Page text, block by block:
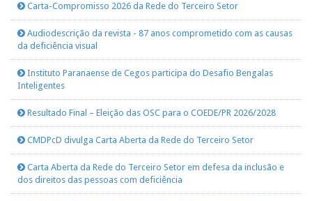
Carta-Compromisso 2026 da Rede do Terceiro Setor
Audiodescrição da revista - 87 anos comprometido com as causas
da deficiência visual
Instituto Paranaense de Cegos participa do Desafio Bengalas
Inteligentes
Resultado Final – Eleição das OSC para o COEDE/PR 2026/2028
CMDPcD divulga Carta Aberta da Rede do Terceiro Setor
Carta Aberta da Rede do Terceiro Setor em defesa da inclusão e
dos direitos das pessoas com deficiência